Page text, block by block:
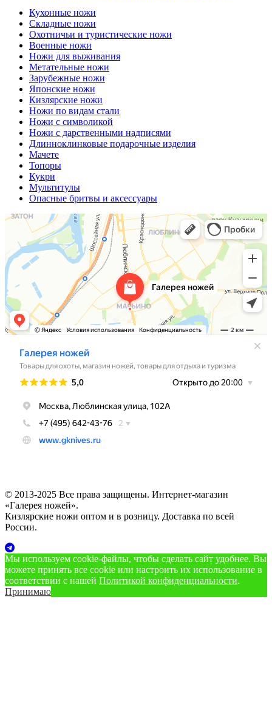
Кухонные ножи
Складные ножи
Охотничьи и туристические ножи
Военные ножи
Ножи для выживания
Метательные ножи
Зарубежные ножи
Японские ножи
Кизлярские ножи
Ножи по видам стали
Ножи с символикой
Ножи с дарственными надписями
Длинноклинковые подарочные изделия
Мачете
Топоры
Кукри
Мультитулы
Опасные бритвы и аксессуары
© 2013-2025 Все права защищены. Интернет-магазин
«Галерея ножей».
Кизлярские ножи оптом и в розницу. Доставка по всей
России.
Мы используем cookie‑файлы, чтобы сделать сайт удобнее. Вы
можете принять все cookie или настроить их использование в
соответствии с нашей Политикой конфиденциальности.
Принимаю